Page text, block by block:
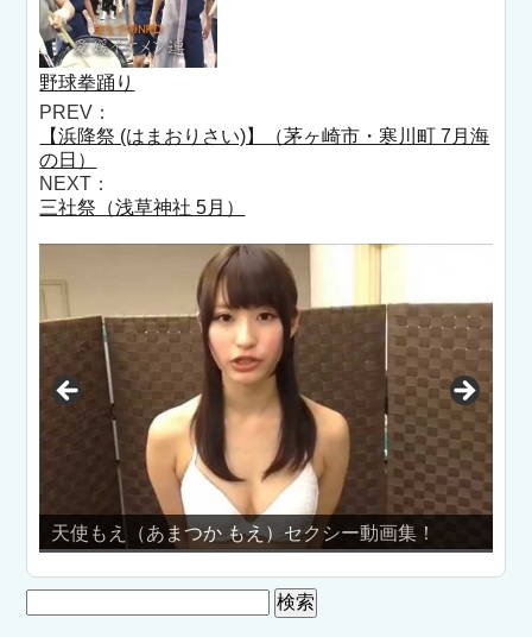
野球拳踊り
PREV：
【浜降祭 (はまおりさい)】（茅ヶ崎市・寒川町 7月海
の日）
NEXT：
三社祭（浅草神社 5月）
使もえ（あまつか もえ）セクシー動画集！